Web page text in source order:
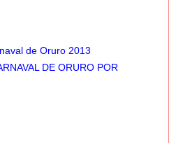
de Oruro 2013
DE ORURO POR